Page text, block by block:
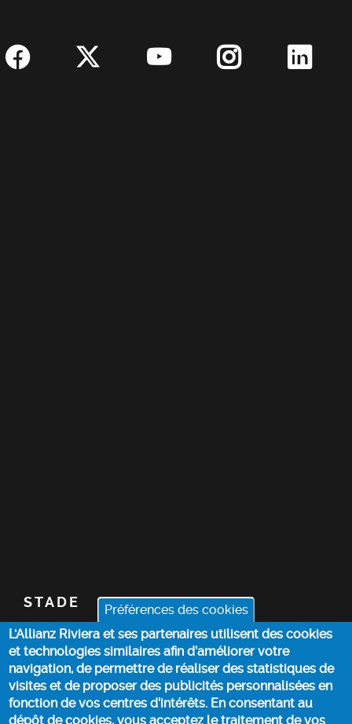
Préférences des cookies
L'Allianz Riviera et ses partenaires utilisent des cookies
et technologies similaires afin d’améliorer votre
navigation, de permettre de réaliser des statistiques de
visites et de proposer des publicités personnalisées en
fonction de vos centres d’intérêts. En consentant au
dépôt de cookies, vous acceptez le traitement de vos
STADE
BILLETTERIE
ACTUALITÉS